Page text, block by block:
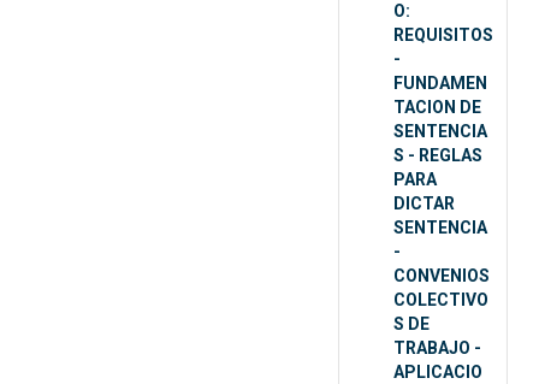
O:
REQUISITOS
-
FUNDAMEN
TACION DE
SENTENCIA
S - REGLAS
PARA
DICTAR
SENTENCIA
-
CONVENIOS
COLECTIVO
S DE
TRABAJO -
APLICACIO